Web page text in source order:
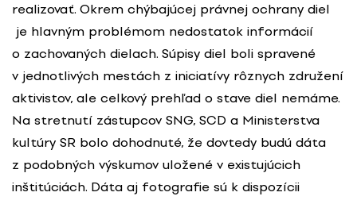
realizovať. Okrem chýbajúcej právnej ochrany diel
je hlavným problémom nedostatok informácií
o zachovaných dielach. Súpisy diel boli spravené
v jednotlivých mestách z iniciatívy rôznych združení
aktivistov, ale celkový prehľad o stave diel nemáme.
Na stretnutí zástupcov SNG, SCD a Ministerstva
kultúry SR bolo dohodnuté, že dovtedy budú dáta
z podobných výskumov uložené v existujúcich
inštitúciách. Dáta aj fotografie sú k dispozícii